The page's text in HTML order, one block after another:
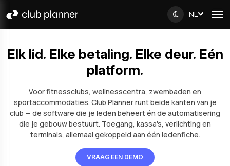
NL
Elk lid. Elke betaling. Elke deur. Eén
platform.
Voor fitnessclubs, wellnesscentra, zwembaden en
sportaccommodaties. Club Planner runt beide kanten van je
club — de software die je leden beheert én de automatisering
die je gebouw bestuurt. Toegang, kassa's, verlichting en
terminals, allemaal gekoppeld aan één ledenfiche.
VRAAG EEN DEMO